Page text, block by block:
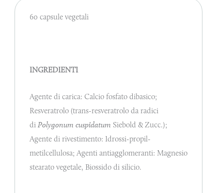
60 capsule vegetali
INGREDIENTI
Agente di carica: Calcio fosfato dibasico;
Resveratrolo (trans-resveratrolo da radici
di Polygonum cuspidatum Siebold & Zucc.);
Agente di rivestimento: Idrossi-propil-
metilcellulosa; Agenti antiagglomeranti: Magnesio
stearato vegetale, Biossido di silicio.